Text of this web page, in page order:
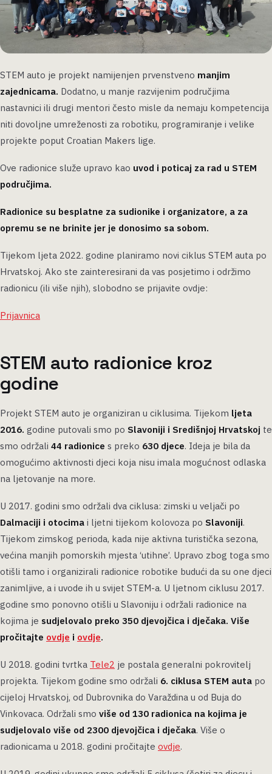
STEM auto je projekt namijenjen prvenstveno manjim
zajednicama. Dodatno, u manje razvijenim područjima
nastavnici ili drugi mentori često misle da nemaju kompetencija
niti dovoljne umreženosti za robotiku, programiranje i velike
projekte poput Croatian Makers lige.
Ove radionice služe upravo kao uvod i poticaj za rad u STEM
područjima.
Radionice su besplatne za sudionike i organizatore, a za
opremu se ne brinite jer je donosimo sa sobom.
Tijekom ljeta 2022. godine planiramo novi ciklus STEM auta po
Hrvatskoj. Ako ste zainteresirani da vas posjetimo i održimo
radionicu (ili više njih), slobodno se prijavite ovdje:
Prijavnica
STEM auto radionice kroz
godine
Projekt STEM auto je organiziran u ciklusima. Tijekom ljeta
2016. godine putovali smo po Slavoniji i Središnjoj Hrvatskoj te
smo održali 44 radionice s preko 630 djece. Ideja je bila da
omogućimo aktivnosti djeci koja nisu imala mogućnost odlaska
na ljetovanje na more.
U 2017. godini smo održali dva ciklusa: zimski u veljači po
Dalmaciji i otocima i ljetni tijekom kolovoza po Slavoniji.
Tijekom zimskog perioda, kada nije aktivna turistička sezona,
većina manjih pomorskih mjesta ‘utihne’. Upravo zbog toga smo
otišli tamo i organizirali radionice robotike budući da su one djeci
zanimljive, a i uvode ih u svijet STEM-a. U ljetnom ciklusu 2017.
godine smo ponovno otišli u Slavoniju i održali radionice na
kojima je sudjelovalo preko 350 djevojčica i dječaka. Više
pročitajte ovdje i ovdje.
U 2018. godini tvrtka Tele2 je postala generalni pokrovitelj
projekta. Tijekom godine smo održali 6. ciklusa STEM auta po
cijeloj Hrvatskoj, od Dubrovnika do Varaždina u od Buja do
Vinkovaca. Održali smo više od 130 radionica na kojima je
sudjelovalo više od 2300 djevojčica i dječaka. Više o
radionicama u 2018. godini pročitajte ovdje.